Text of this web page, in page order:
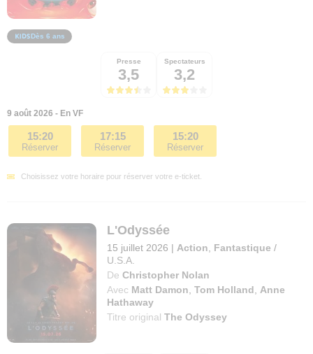
Dès 6 ans
Presse
3,5
Spectateurs
3,2
9 août 2026 - En VF
15:20
Réserver
17:15
Réserver
15:20
Réserver
Choisissez votre horaire pour réserver votre e-ticket.
L'Odyssée
15 juillet 2026 | Action Fantastique /
U.S.A.
De Christopher Nolan
Avec Matt Damon ,Tom Holland
Anne
Hathaway
Titre originalThe Odyssey